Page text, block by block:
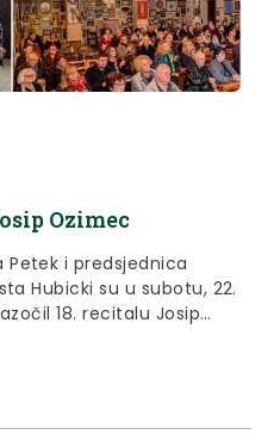
Ozimec
Petek i predsjednica
Hubicki su u subotu, 22.
18. recitalu Josip